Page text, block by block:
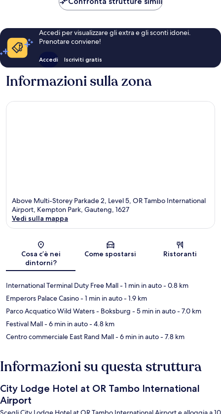
Accedi per visualizzare gli extra e gli sconti idonei.
Prenotare conviene!
Accedi Iscriviti gratis
Informazioni sulla zona
Above Multi-Storey Parkade 2, Level 5, OR Tambo International
Airport, Kempton Park, Gauteng, 1627
Vedi sulla mappa
Cosa c’è nei
dintorni?
Come spostarsi Ristoranti
International Terminal Duty Free Mall- 1 min in auto- 0.8 km
Emperors Palace Casino- 1 min in auto- 1.9 km
Parco Acquatico Wild Waters - Boksburg - 5 min in auto- 7.0 km
Festival Mall- 6 min in auto- 4.8 km
Centro commerciale East Rand Mall- 6 min in auto- 7.8 km
Informazioni su questa struttura
City Lodge Hotel at OR Tambo International
Airport